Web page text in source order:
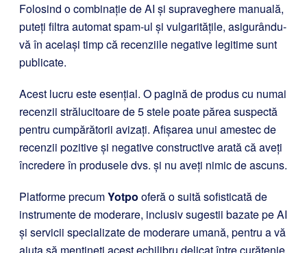
Folosind o combinație de AI și supraveghere manuală,
puteți filtra automat spam-ul și vulgaritățile, asigurându-
vă în același timp că recenziile negative legitime sunt
publicate.
Acest lucru este esențial. O pagină de produs cu numai
recenzii strălucitoare de 5 stele poate părea suspectă
pentru cumpărătorii avizați. Afișarea unui amestec de
recenzii pozitive și negative constructive arată că aveți
încredere în produsele dvs. și nu aveți nimic de ascuns.
Platforme precumYotpo oferă o suită sofisticată de
instrumente de moderare, inclusiv sugestii bazate pe AI
și servicii specializate de moderare umană, pentru a vă